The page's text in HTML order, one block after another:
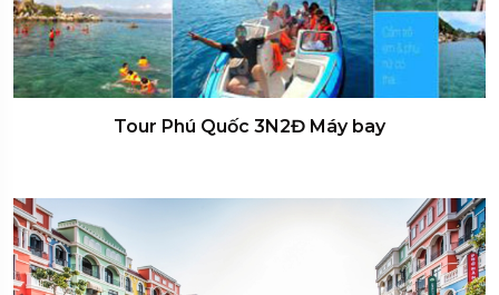
Tour Phú Quốc 3N2Đ Máy bay